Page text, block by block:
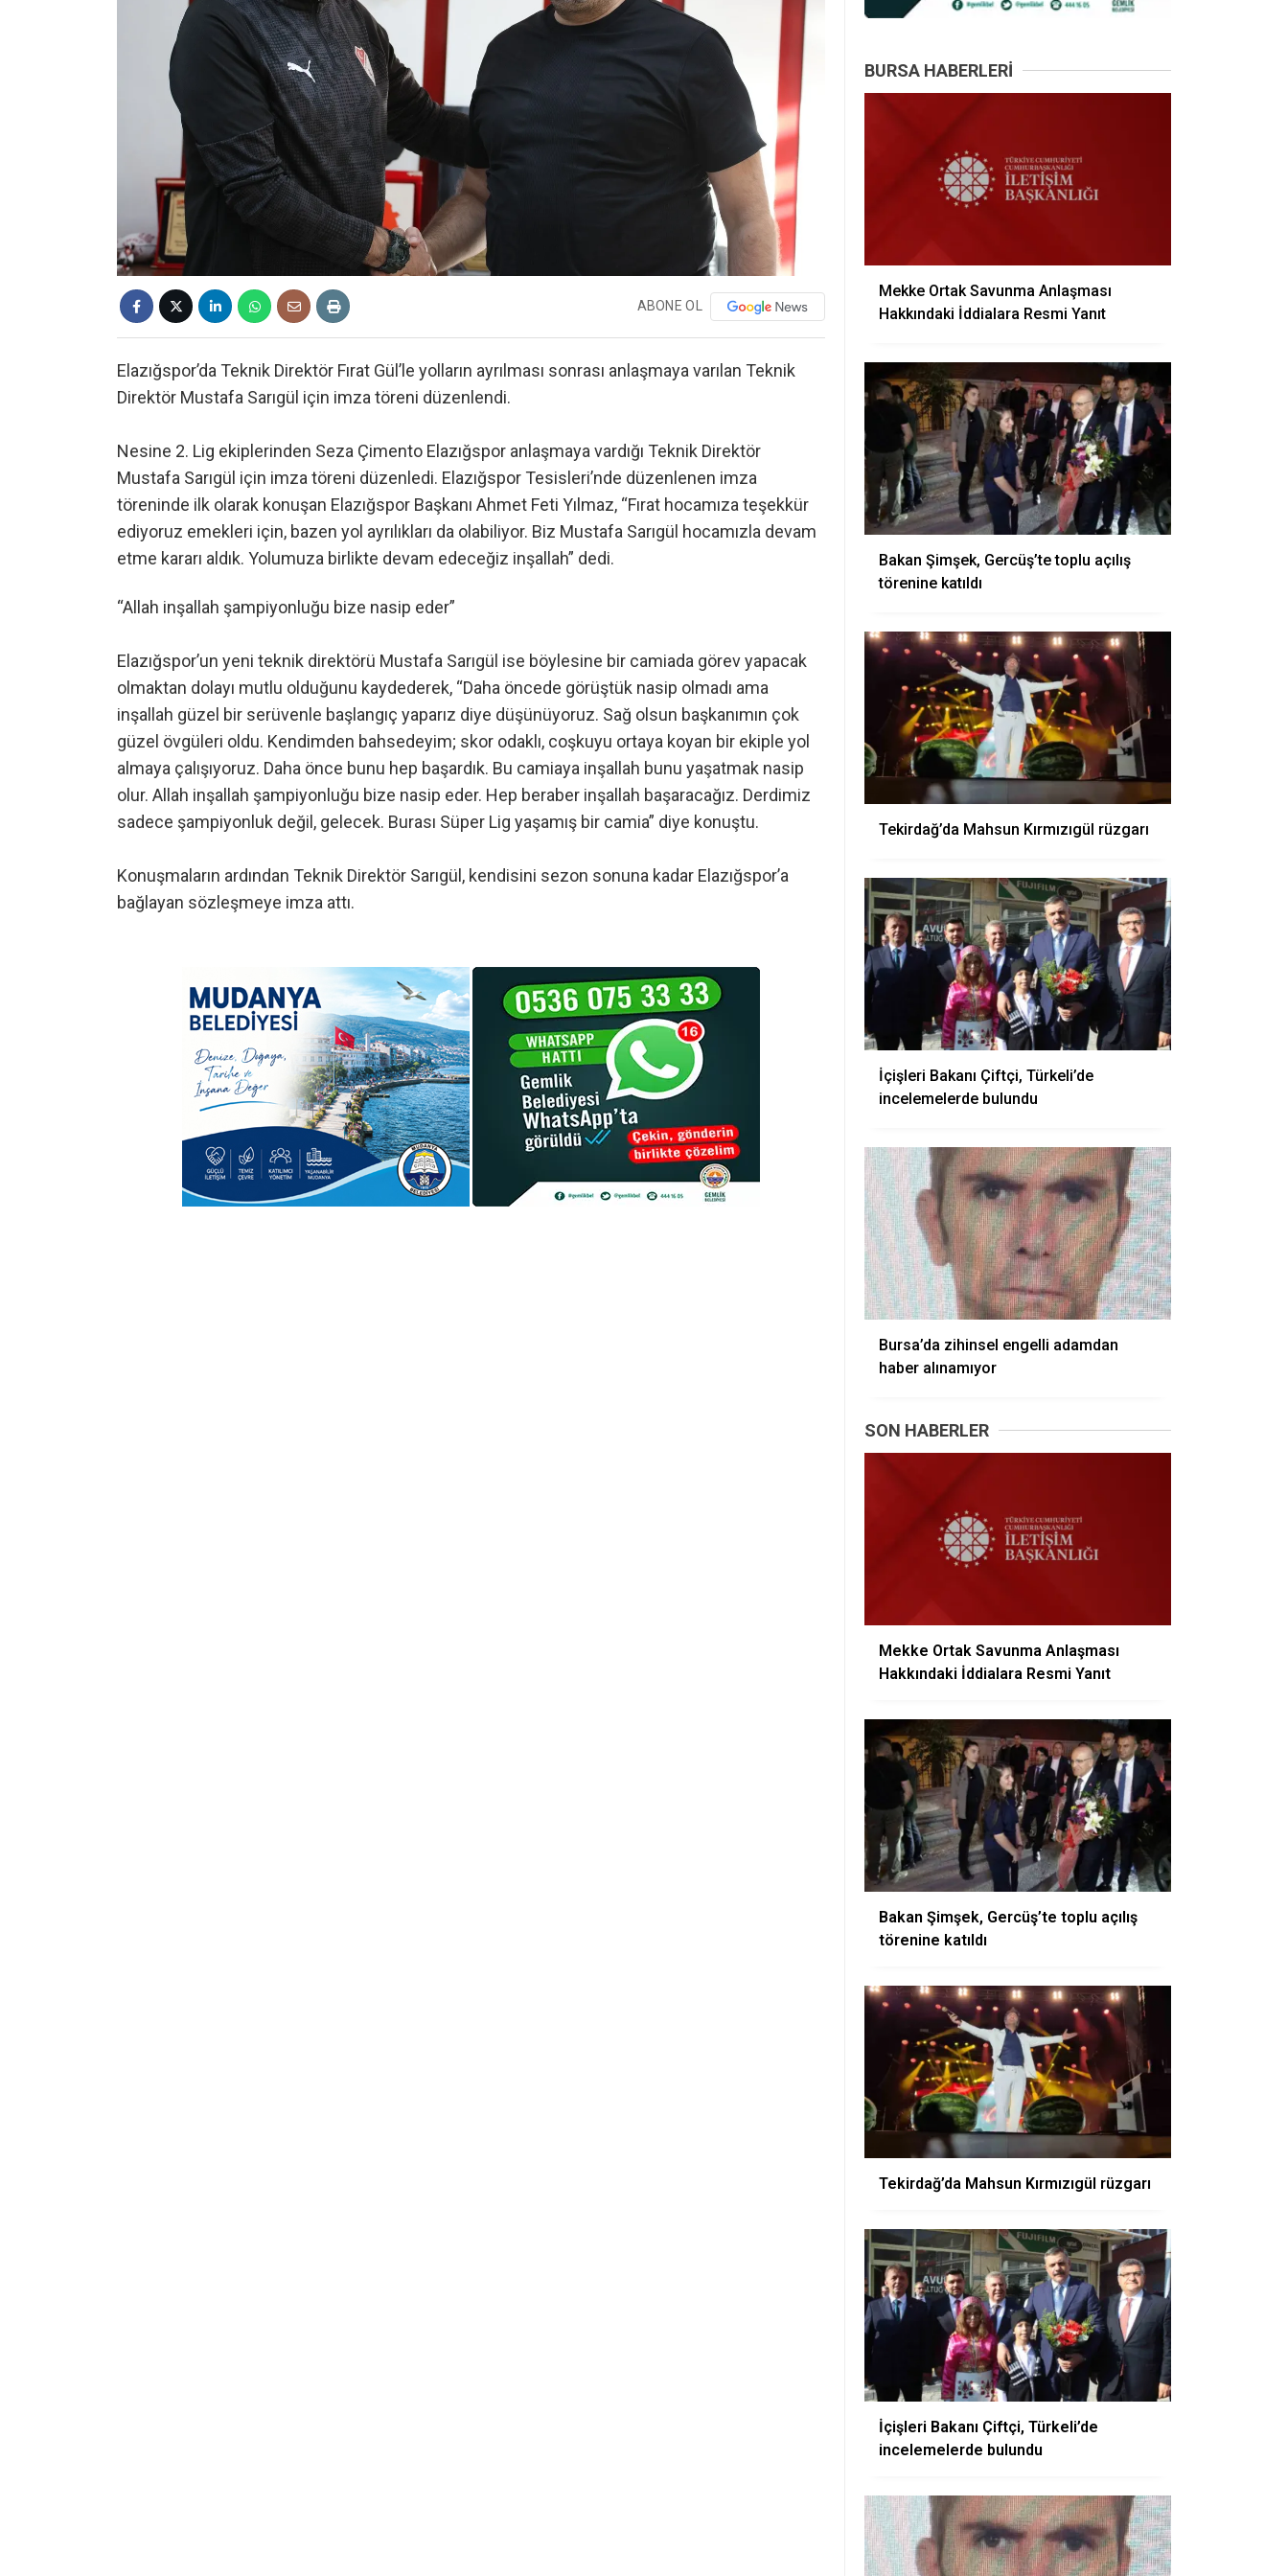
ABONE OL
Elazığspor’da Teknik Direktör Fırat Gül’le yolların ayrılması sonrası anlaşmaya varılan Teknik
Direktör Mustafa Sarıgül için imza töreni düzenlendi.
Nesine 2. Lig ekiplerinden Seza Çimento Elazığspor anlaşmaya vardığı Teknik Direktör
Mustafa Sarıgül için imza töreni düzenledi. Elazığspor Tesisleri’nde düzenlenen imza
töreninde ilk olarak konuşan Elazığspor Başkanı Ahmet Feti Yılmaz, “Fırat hocamıza teşekkür
ediyoruz emekleri için, bazen yol ayrılıkları da olabiliyor. Biz Mustafa Sarıgül hocamızla devam
etme kararı aldık. Yolumuza birlikte devam edeceğiz inşallah” dedi.
“Allah inşallah şampiyonluğu bize nasip eder”
Elazığspor’un yeni teknik direktörü Mustafa Sarıgül ise böylesine bir camiada görev yapacak
olmaktan dolayı mutlu olduğunu kaydederek, “Daha öncede görüştük nasip olmadı ama
inşallah güzel bir serüvenle başlangıç yaparız diye düşünüyoruz. Sağ olsun başkanımın çok
güzel övgüleri oldu. Kendimden bahsedeyim; skor odaklı, coşkuyu ortaya koyan bir ekiple yol
almaya çalışıyoruz. Daha önce bunu hep başardık. Bu camiaya inşallah bunu yaşatmak nasip
olur. Allah inşallah şampiyonluğu bize nasip eder. Hep beraber inşallah başaracağız. Derdimiz
sadece şampiyonluk değil, gelecek. Burası Süper Lig yaşamış bir camia” diye konuştu.
Konuşmaların ardından Teknik Direktör Sarıgül, kendisini sezon sonuna kadar Elazığspor’a
bağlayan sözleşmeye imza attı.
BURSA HABERLERI
Mekke Ortak Savunma Anlaşması
Hakkındaki İddialara Resmi Yanıt
Bakan Şimşek, Gercüş’te toplu açılış
törenine katıldı
Tekirdağ’da Mahsun Kırmızıgül rüzgarı
İçişleri Bakanı Çiftçi, Türkeli’de
incelemelerde bulundu
Bursa’da zihinsel engelli adamdan
haber alınamıyor
SON HABERLER
Mekke Ortak Savunma Anlaşması
Hakkındaki İddialara Resmi Yanıt
Bakan Şimşek, Gercüş’te toplu açılış
törenine katıldı
Tekirdağ’da Mahsun Kırmızıgül rüzgarı
İçişleri Bakanı Çiftçi, Türkeli’de
incelemelerde bulundu